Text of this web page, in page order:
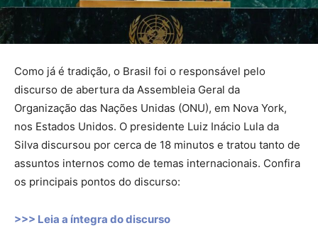
Como já é tradição, o Brasil foi o responsável pelo
discurso de abertura da Assembleia Geral da
Organização das Nações Unidas (ONU), em Nova York,
nos Estados Unidos. O presidente Luiz Inácio Lula da
Silva discursou por cerca de 18 minutos e tratou tanto de
assuntos internos como de temas internacionais. Confira
os principais pontos do discurso:
>>> Leia a íntegra do discurso